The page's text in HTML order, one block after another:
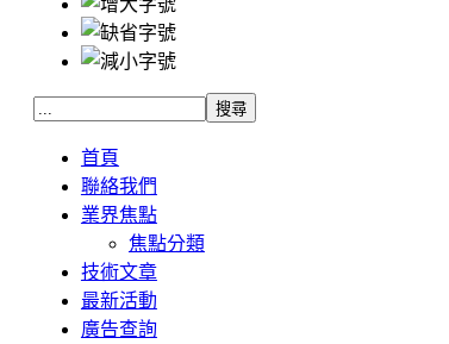
首頁
聯絡我們
業界焦點
焦點分類
技術文章
最新活動
廣告查詢